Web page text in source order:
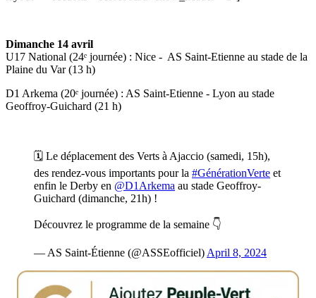
Dimanche 14 avril
U17 National (24ᵉ journée) : Nice - AS Saint-Etienne au stade de la
Plaine du Var (13 h)
D1 Arkema (20ᵉ journée) : AS Saint-Etienne - Lyon au stade
Geoffroy-Guichard (21 h)
🗓️ Le déplacement des Verts à Ajaccio (samedi, 15h),
des rendez-vous importants pour la #GénérationVerte et
enfin le Derby en @D1Arkema au stade Geoffroy-
Guichard (dimanche, 21h) !
Découvrez le programme de la semaine 👇
— AS Saint-Étienne (@ASSEofficiel) April 8, 2024